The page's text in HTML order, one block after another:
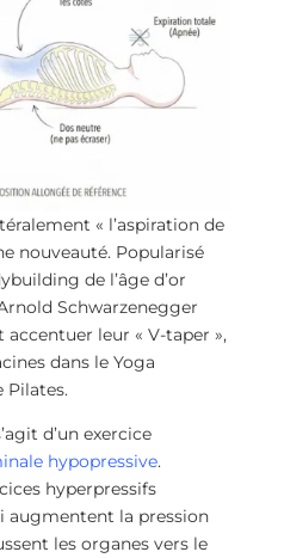
« l’aspiration de
nouveauté. Popularisé
de l’âge d’or
Schwarzenegger
leur « V-taper »,
dans le Yoga
Pilates.
d’un exercice
hypopressive.
hyperpressifs
augmentent la pression
les organes vers le